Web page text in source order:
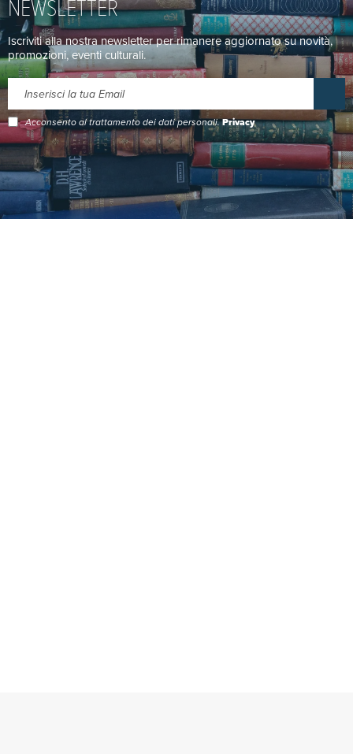
Iscriviti alla nostra newsletter per rimanere aggiornato su novità,
promozioni, eventi culturali.
Acconsento al trattamento dei dati personali.Privacy